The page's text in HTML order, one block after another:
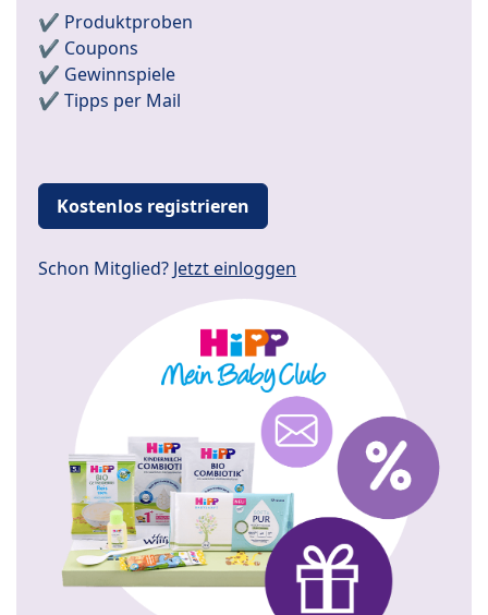
✔️ Produktproben
✔️ Coupons
✔️ Gewinnspiele
✔️ Tipps per Mail
Kostenlos registrieren
Schon Mitglied? Jetzt einloggen